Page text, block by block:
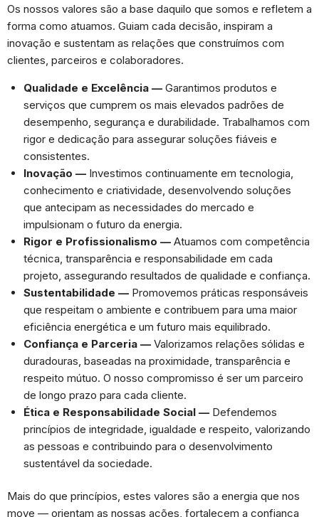
Os nossos valores são a base daquilo que somos e refletem a
forma como atuamos. Guiam cada decisão, inspiram a
inovação e sustentam as relações que construímos com
clientes, parceiros e colaboradores.
Qualidade e Excelência —Garantimos produtos e
serviços que cumprem os mais elevados padrões de
desempenho, segurança e durabilidade. Trabalhamos com
rigor e dedicação para assegurar soluções fiáveis e
consistentes.
Inovação —Investimos continuamente em tecnologia,
conhecimento e criatividade, desenvolvendo soluções
que antecipam as necessidades do mercado e
impulsionam o futuro da energia.
Rigor e Profissionalismo —Atuamos com competência
técnica, transparência e responsabilidade em cada
projeto, assegurando resultados de qualidade e confiança.
Sustentabilidade —Promovemos práticas responsáveis
que respeitam o ambiente e contribuem para uma maior
eficiência energética e um futuro mais equilibrado.
Confiança e Parceria —Valorizamos relações sólidas e
duradouras, baseadas na proximidade, transparência e
respeito mútuo. O nosso compromisso é ser um parceiro
de longo prazo para cada cliente.
Ética e Responsabilidade Social —Defendemos
princípios de integridade, igualdade e respeito, valorizando
as pessoas e contribuindo para o desenvolvimento
sustentável da sociedade.
Mais do que princípios, estes valores são a energia que nos
move — orientam as nossas ações, fortalecem a confiança